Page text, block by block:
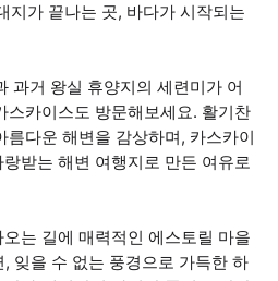
지가 끝나는 곳, 바다가 시작되는
과거 왕실 휴양지의 세련미가 어
스카이스도 방문해보세요. 활기찬
름다운 해변을 감상하며, 카스카이
받는 해변 여행지로 만든 여유로
는 길에 매력적인 에스토릴 마을
잊을 수 없는 풍경으로 가득한 하